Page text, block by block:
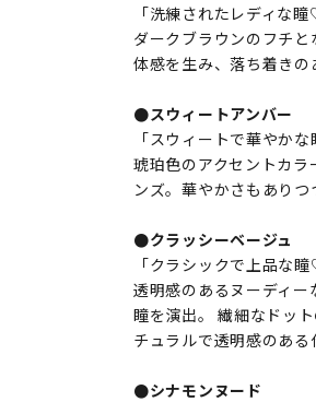
「洗練されたレディな瞳
ダークブラウンのフチ
体感を生み、落ち着きの
●スウィートアンバー
「スウィートで華やかな
琥珀色のアクセントカ
ンズ。華やかさもありつ
●クラッシーベージュ
「クラシックで上品な瞳
透明感のあるヌーディ
瞳を演出。 繊細なドッ
チュラルで透明感のある
●シナモンヌード